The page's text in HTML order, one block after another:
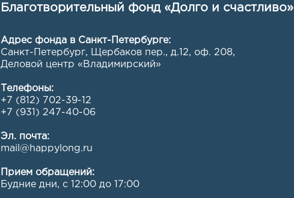
Благотворительный фонд «Долго и счастливо»
Адрес фонда в Санкт-Петербурге:
Санкт-Петербург, Щербаков пер., д.12, оф. 208,
Деловой центр «Владимирский»
Телефоны:
+7 (812) 702-39-12
+7 (931) 247-40-06
Эл. почта:
mail@happylong.ru
Прием обращений:
Будние дни, с 12:00 до 17:00